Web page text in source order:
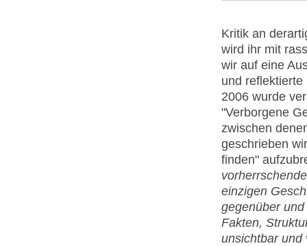
Kritik an
wird ihr mit
wir auf eine
und
2006 wurde
"Verborgene
zwischen
geschrieben
finden"
einzigen
gegenüber
Fakten,
unsichtbar und